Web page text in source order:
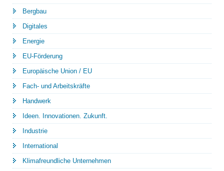
Bergbau
Digitales
Energie
EU-Förderung
Europäische Union / EU
Fach- und Arbeitskräfte
Handwerk
Ideen. Innovationen. Zukunft.
Industrie
International
Klimafreundliche Unternehmen